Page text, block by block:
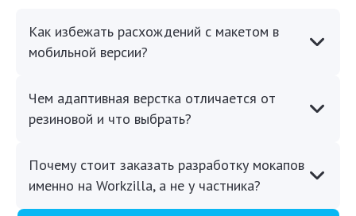
Как избежать расхождений с макетом в
мобильной версии?
Чем адаптивная верстка отличается от
резиновой и что выбрать?
Почему стоит заказать разработку мокапов
именно на Workzilla, а не у частника?